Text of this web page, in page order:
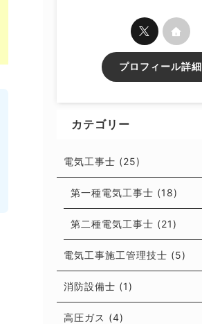
プロフィール詳細
カテゴリー
電気工事士 (25)
第一種電気工事士 (18)
第二種電気工事士 (21)
電気工事施工管理技士 (5)
消防設備士 (1)
高圧ガス (4)